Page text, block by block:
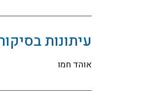
עיתונות
אוהד חמו